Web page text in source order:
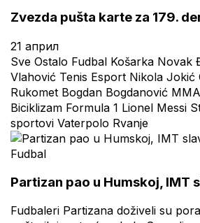
Zvezda pušta karte za 179.
21 април
Sve Ostalo Fudbal Košarka Novak
Vlahović Tenis Esport Nikola Jokić
Rukomet Bogdan Bogdanović MMA
Biciklizam Formula 1 Lionel Messi
sportovi Vaterpolo Rvanje
Fudbal
Partizan pao u Humskoj, IMT
Fudbaleri Partizana doživeli su